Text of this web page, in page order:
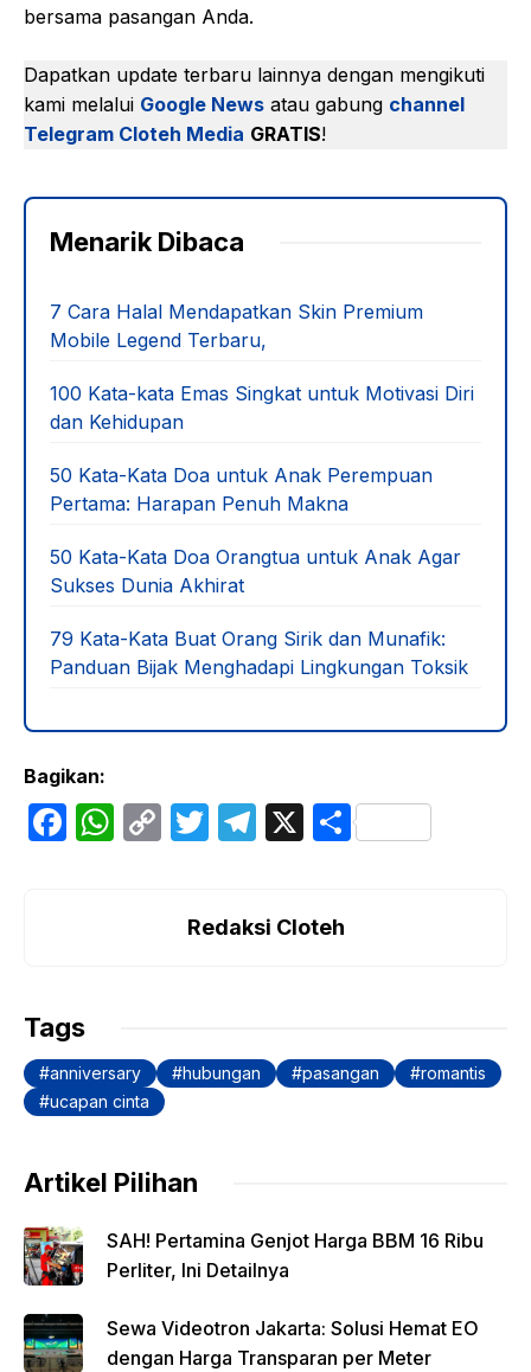
bersama pasangan Anda.
Dapatkan update terbaru lainnya dengan mengikuti
kami melalui Google News atau gabung channel
Telegram Cloteh Media GRATIS!
Menarik Dibaca
7 Cara Halal Mendapatkan Skin Premium
Mobile Legend Terbaru,
100 Kata-kata Emas Singkat untuk Motivasi Diri
dan Kehidupan
50 Kata-Kata Doa untuk Anak Perempuan
Pertama: Harapan Penuh Makna
50 Kata-Kata Doa Orangtua untuk Anak Agar
Sukses Dunia Akhirat
79 Kata-Kata Buat Orang Sirik dan Munafik:
Panduan Bijak Menghadapi Lingkungan Toksik
Bagikan:
F
o
o
k
W
p
C
k
T
er
T
gr
X S
Redaksi Cloteh
Tags
anniversary hubungan pasangan
romantis
ucapan cinta
Artikel Pilihan
SAH! Pertamina Genjot Harga BBM 16 Ribu
Perliter, Ini Detailnya
Sewa Videotron Jakarta: Solusi Hemat EO
dengan Harga Transparan per Meter